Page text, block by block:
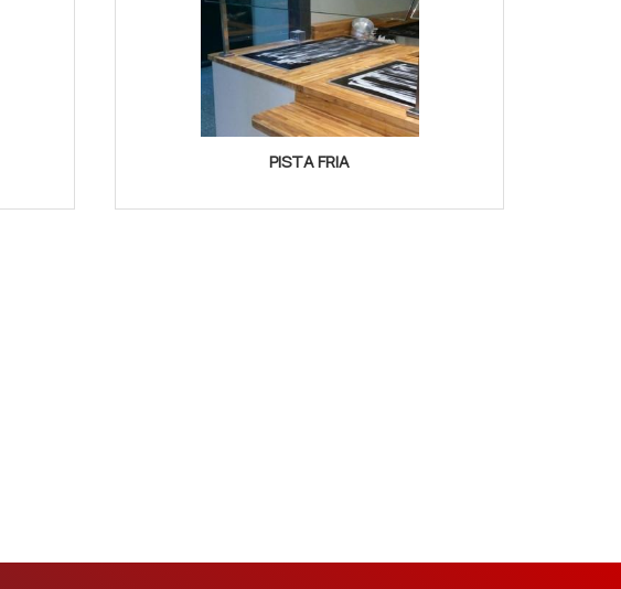
PISTA FRIA